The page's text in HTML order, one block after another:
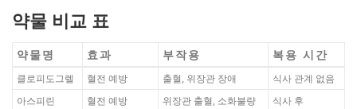
약물 비교 표
약물명 효과 부작용 복용 시간
클로피도그렐 혈전 예방 출혈, 위장관 장애
식사 관계 없음
아스피린
혈전 예방 위장관 출혈, 소화불량
식사 후